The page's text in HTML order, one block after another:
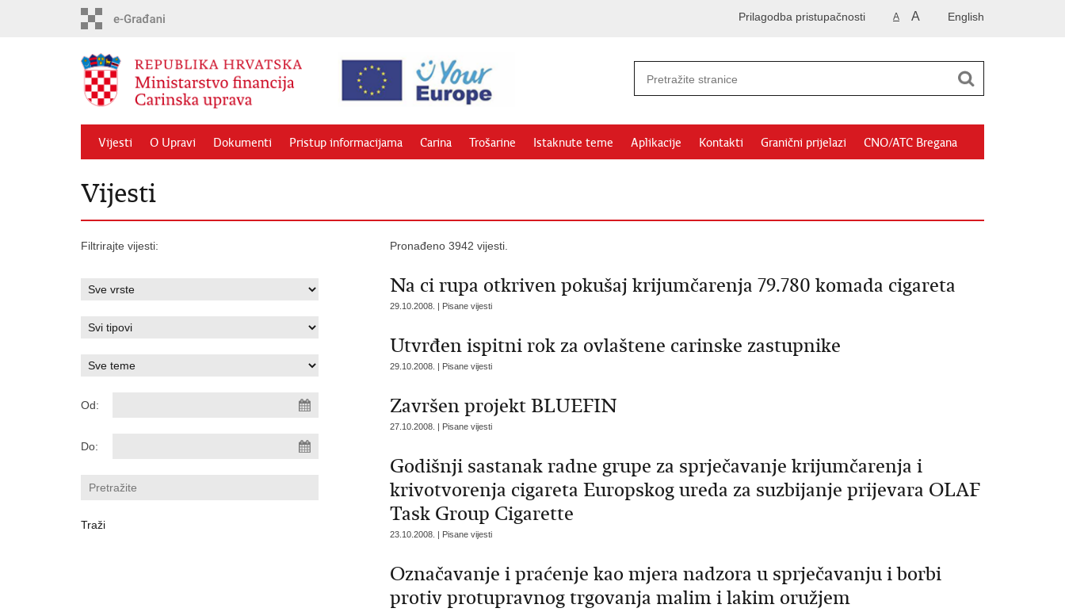
English
A A
Prilagodba pristupačnosti
Vijesti O Upravi Dokumenti Pristup informacijama Carina Trošarine Istaknute teme Aplikacije Kontakti Granični prijelazi CNO/ATC Bregana
Vijesti
Filtrirajte vijesti:
Od:
Do:
Pronađeno 3942 vijesti.
Na ci rupa otkriven pokušaj krijumčarenja 79.780 komada cigareta
29.10.2008. | Pisane vijesti
Utvrđen ispitni rok za ovlaštene carinske zastupnike
29.10.2008. | Pisane vijesti
Završen projekt BLUEFIN
27.10.2008. | Pisane vijesti
Godišnji sastanak radne grupe za sprječavanje krijumčarenja i
krivotvorenja cigareta Europskog ureda za suzbijanje prijevara OLAF
Task Group Cigarette
23.10.2008. | Pisane vijesti
Označavanje i praćenje kao mjera nadzora u sprječavanju i borbi
protiv protupravnog trgovanja malim i lakim oružjem